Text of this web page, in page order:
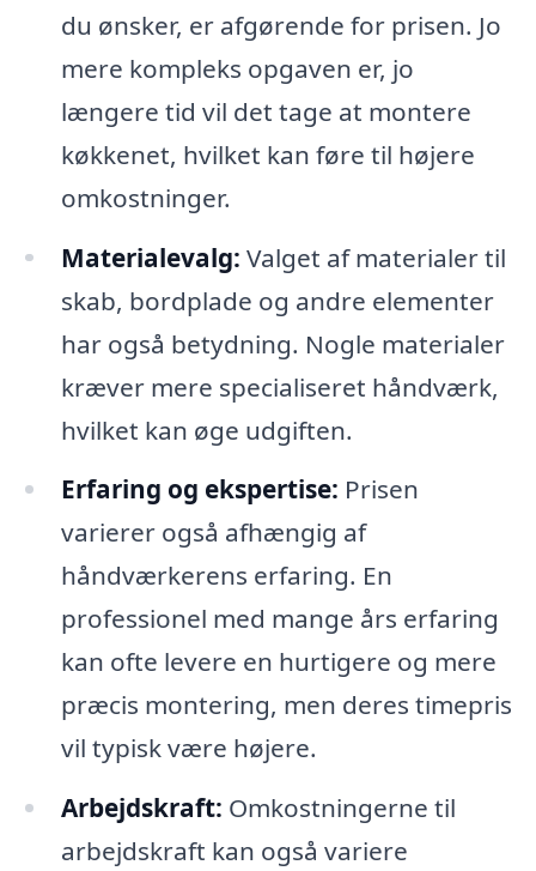
du ønsker, er afgørende for prisen. Jo
mere kompleks opgaven er, jo
længere tid vil det tage at montere
køkkenet, hvilket kan føre til højere
omkostninger.
Materialevalg: Valget af materialer til
skab, bordplade og andre elementer
har også betydning. Nogle materialer
kræver mere specialiseret håndværk,
hvilket kan øge udgiften.
Erfaring og ekspertise: Prisen
varierer også afhængig af
håndværkerens erfaring. En
professionel med mange års erfaring
kan ofte levere en hurtigere og mere
præcis montering, men deres timepris
vil typisk være højere.
Arbejdskraft: Omkostningerne til
arbejdskraft kan også variere